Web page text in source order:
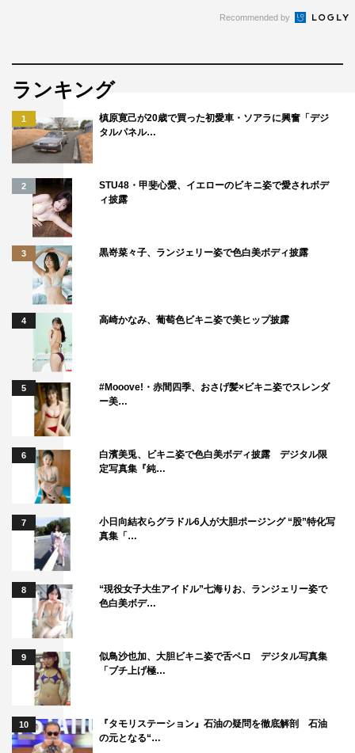
Recommended by
ランキング
1
槙原寛己が20歳で買った初愛車・ソアラに興奮「デジ
タルパネル…
2
STU48・甲斐心愛、イエローのビキニ姿で愛されボデ
ィ披露
3 黒嵜菜々子、ランジェリー姿で色白美ボディ披露
4 高崎かなみ、葡萄色ビキニ姿で美ヒップ披露
5
#Mooove!・赤間四季、おさげ髪×ビキニ姿でスレンダ
ー美…
6
白濱美兎、ビキニ姿で色白美ボディ披露 デジタル限
定写真集『純…
7
小日向結衣らグラドル6人が大胆ポージング “股”特化写
真集「…
8
“現役女子大生アイドル”七海りお、ランジェリー姿で
色白美ボデ…
9
似鳥沙也加、大胆ビキニ姿で舌ペロ デジタル写真集
「ブチ上げ極…
10
『タモリステーション』石油の疑問を徹底解剖 石油
の元となる“…